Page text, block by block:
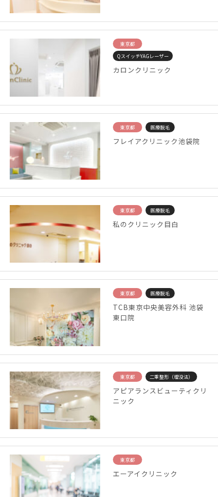
東京都
QスイッチYAGレーザー
カロンクリニック
東京都 医療脱毛
フレイアクリニック池袋院
東京都 医療脱毛
私のクリニック目白
東京都 医療脱毛
TCB東京中央美容外科 池袋
東口院
東京都 二重整形（埋没法）
アピアランスビューティクリ
ニック
東京都
エーアイクリニック